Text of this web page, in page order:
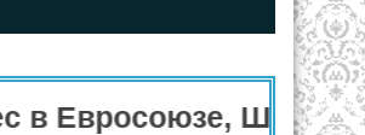
в Евросоюзе,